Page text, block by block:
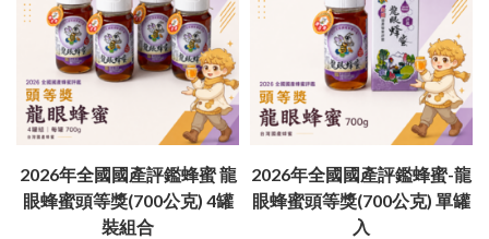
2026年全國國產評鑑蜂蜜 龍
眼蜂蜜頭等獎(700公克) 4罐
裝組合
2026年全國國產評鑑蜂蜜-龍
眼蜂蜜頭等獎(700公克) 單罐
入